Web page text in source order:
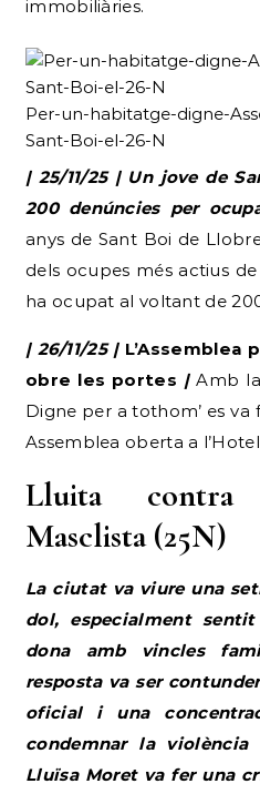
immobiliàries.
Per-un-habitatge-digne-
Sant-Boi-el-26-N
| 25/11/25 | Un jove de
200 denúncies per
anys de Sant Boi de
dels ocupes més actius
ha ocupat al voltant de
| 26/11/25 | L’Assemblea
obre les portes |Amb la
Digne per a tothom’ es va
Assemblea oberta a l’Hotel
Lluita
Masclista (25N)
La ciutat va viure una
dol, especialment sentit
dona amb vincles
resposta va ser
oficial i una
condemnar la violència
Lluïsa Moret va fer una